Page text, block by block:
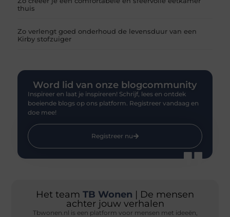
thuis
Zo verlengt goed onderhoud de levensduur van een
Kirby stofzuiger
Word lid van onze blogcommunity
Inspireer en laat je inspireren! Schrijf, lees en ontdek
boeiende blogs op ons platform. Registreer vandaag en
doe mee!
Registreer nu
Het team TB Wonen | De mensen
achter jouw verhalen
Tbwonen.nl is een platform voor mensen met ideeën,